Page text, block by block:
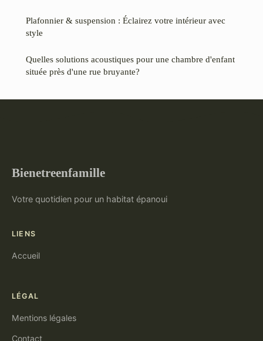
Plafonnier & suspension : Éclairez votre intérieur avec
style
Quelles solutions acoustiques pour une chambre d'enfant
située près d'une rue bruyante?
Bienetreenfamille
Votre quotidien pour un habitat épanoui
LIENS
Accueil
LÉGAL
Mentions légales
Contact